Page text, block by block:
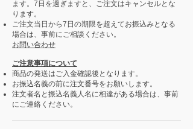
ます。7日を過ぎますと、ご注文はキャンセルとな
ります。
ご注文当日から7日の期限を超えてお振込みとなる
場合は、事前にご相談ください。
お問い合わせ
ご注意事項について
商品の発送はご入金確認後となります。
お振込名義の前に注文番号をお願いします。
注文者名と振込名義人名に相違がある場合は、事前
にご連絡ください。